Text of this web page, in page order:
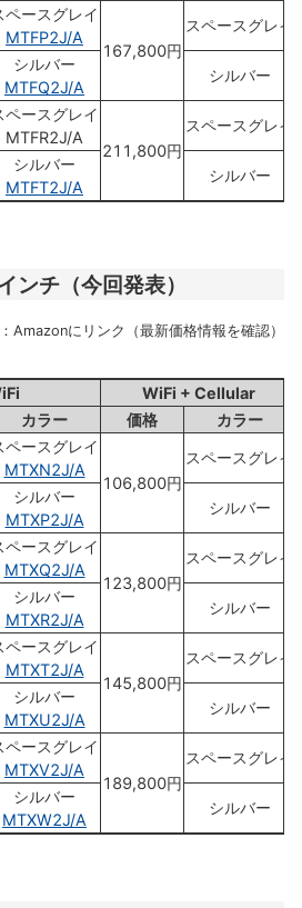
ペースグレイ
MTFP2J/A
167,800円
スペースグレイ
シルバー
MTFQ2J/A
シルバー
ペースグレイ
MTFR2J/A
211,800円
スペースグレイ
シルバー
MTFT2J/A
シルバー
ンチ（今回発表）
Amazonにリンク（最新価格情報を確認）
WiFi + Cellular
カラー 価格 カラー
ペースグレイ
MTXN2J/A
106,800円
スペースグレイ
シルバー
MTXP2J/A
シルバー
ペースグレイ
MTXQ2J/A
123,800円
スペースグレイ
シルバー
MTXR2J/A
シルバー
ペースグレイ
MTXT2J/A
145,800円
スペースグレイ
シルバー
MTXU2J/A
シルバー
ペースグレイ
MTXV2J/A
189,800円
スペースグレイ
シルバー
MTXW2J/A
シルバー